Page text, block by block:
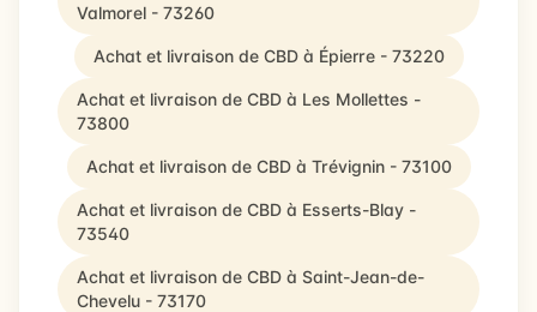
Valmorel - 73260
Achat et livraison de CBD à Épierre - 73220
Achat et livraison de CBD à Les Mollettes -
73800
Achat et livraison de CBD à Trévignin - 73100
Achat et livraison de CBD à Esserts-Blay -
73540
Achat et livraison de CBD à Saint-Jean-de-
Chevelu - 73170